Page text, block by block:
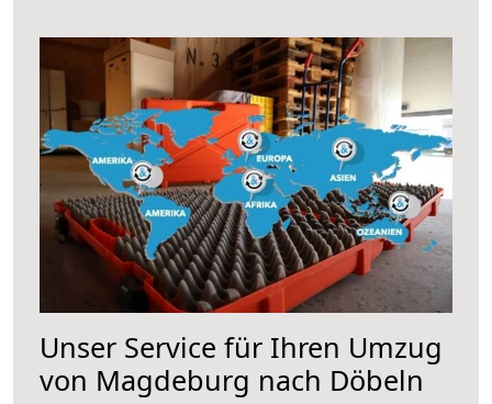
Unser Service für Ihren Umzug
von Magdeburg nach Döbeln